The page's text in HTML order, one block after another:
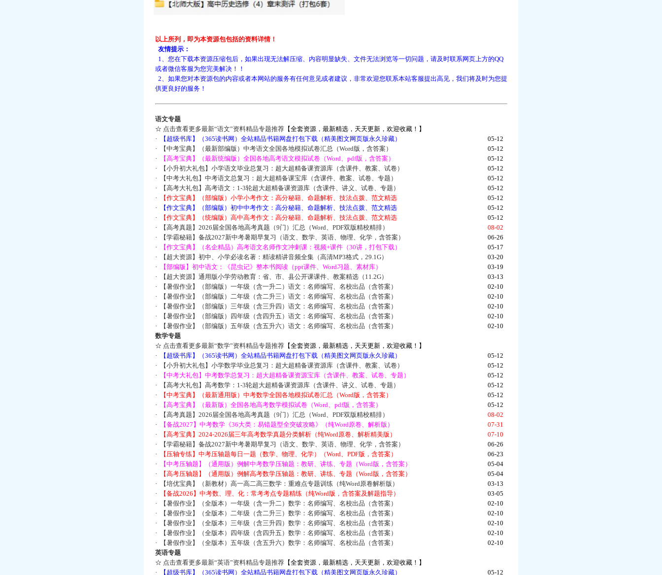
以上所列，即为本资源包包括的资料详情！
友情提示：
1、您在下载本资源压缩包后，如果出现无法解压缩、内容明显缺失、文件无法浏览等一切问题，请及时联系网页上方的QQ
或者微信客服为您完美解决！！
2、如果您对本资源包的内容或者本网站的服务有任何意见或者建议，非常欢迎您联系本站客服提出高见，我们将及时为您提
供更良好的服务！
语文专题
☆ 点击查看更多最新“语文”资料精品专题推荐【全套资源，最新精选，天天更新，欢迎收藏！】
·
【超级书库】（365读书网）全站精品书籍网盘打包下载（精美图文网页版永久珍藏）
05-12
·
【中考宝典】（最新部编版）中考语文全国各地模拟试卷汇总（Word版，含答案）
05-12
·
【高考宝典】（最新统编版）全国各地高考语文模拟试卷（Word、pdf版，含答案）
05-12
·
【小升初大礼包】小学语文毕业总复习：超大超精备课资源库（含课件、教案、试卷）
05-12
·
【中考大礼包】中考语文总复习：超大超精备课宝库（含课件、教案、试卷、专题）
05-12
·
【高考大礼包】高考语文：1-3轮超大超精备课资源库（含课件、讲义、试卷、专题）
05-12
·
【作文宝典】（部编版）小学小考作文：高分秘籍、命题解析、技法点拨、范文精选
05-12
·
【作文宝典】（部编版）初中中考作文：高分秘籍、命题解析、技法点拨、范文精选
05-12
·
【作文宝典】（统编版）高中高考作文：高分秘籍、命题解析、技法点拨、范文精选
05-12
·
【高考真题】2026届全国各地高考真题（9门）汇总（Word、PDF双版精校精排）
08-02
·
【学霸秘籍】备战2027新中考暑期早复习（语文、数学、英语、物理、化学，含答案）
06-26
·
【作文宝典】（名企精品）高考语文名师作文冲刺课：视频+课件（30讲，打包下载）
05-17
·
【超大资源】初中、小学必读名著：精读精讲音频全集（高清MP3格式，29.1G）
03-20
·
【部编版】初中语文：《昆虫记》整本书阅读（ppt课件、Word习题、素材库）
03-19
·
【超大资源】通用版小学劳动教育：省、市、县公开课课件、教案精选（11.2G）
03-13
·
【暑假作业】（部编版）一年级（含一升二）语文：名师编写、名校出品（含答案）
02-10
·
【暑假作业】（部编版）二年级（含二升三）语文：名师编写、名校出品（含答案）
02-10
·
【暑假作业】（部编版）三年级（含三升四）语文：名师编写、名校出品（含答案）
02-10
·
【暑假作业】（部编版）四年级（含四升五）语文：名师编写、名校出品（含答案）
02-10
·
【暑假作业】（部编版）五年级（含五升六）语文：名师编写、名校出品（含答案）
02-10
数学专题
☆ 点击查看更多最新“数学”资料精品专题推荐【全套资源，最新精选，天天更新，欢迎收藏！】
·
【超级书库】（365读书网）全站精品书籍网盘打包下载（精美图文网页版永久珍藏）
05-12
·
【小升初大礼包】小学数学毕业总复习：超大超精备课资源库（含课件、教案、试卷）
05-12
·
【中考大礼包】中考数学总复习：超大超精备课资源宝库（含课件、教案、试卷、专题）
05-12
·
【高考大礼包】高考数学：1-3轮超大超精备课资源库（含课件、讲义、试卷、专题）
05-12
·
【中考宝典】（最新通用版）中考数学全国各地模拟试卷汇总（Word版，含答案）
05-12
·
【高考宝典】（最新版）全国各地高考数学模拟试卷（Word、pdf版，含答案）
05-12
·
【高考真题】2026届全国各地高考真题（9门）汇总（Word、PDF双版精校精排）
08-02
·
【备战2027】中考数学《36大类：易错题型全突破攻略》（纯Word原卷、解析版）
07-31
·
【高考宝典】2024-2026届三年高考数学真题分类解析（纯Word原卷、解析精美版）
07-10
·
【学霸秘籍】备战2027新中考暑期早复习（语文、数学、英语、物理、化学，含答案）
06-26
·
【压轴专练】中考压轴题每日一题（数学、物理、化学）（Word、PDF版，含答案）
06-23
·
【中考压轴题】（通用版）例解中考数学压轴题：教研、讲练、专题（Word版，含答案）
05-04
·
【高考压轴题】（通用版）例解高考数学压轴题：教研、讲练、专题（Word版，含答案）
05-04
·
【培优宝典】（新教材）高一高二高三数学：重难点专题训练（纯Word原卷解析版）
03-13
·
【备战2026】中考数、理、化：常考考点专题精练（纯Word版，含答案及解题指导）
03-05
·
【暑假作业】（全版本）一年级（含一升二）数学：名师编写、名校出品（含答案）
02-10
·
【暑假作业】（全版本）二年级（含二升三）数学：名师编写、名校出品（含答案）
02-10
·
【暑假作业】（全版本）三年级（含三升四）数学：名师编写、名校出品（含答案）
02-10
·
【暑假作业】（全版本）四年级（含四升五）数学：名师编写、名校出品（含答案）
02-10
·
【暑假作业】（全版本）五年级（含五升六）数学：名师编写、名校出品（含答案）
02-10
英语专题
☆ 点击查看更多最新“英语”资料精品专题推荐【全套资源，最新精选，天天更新，欢迎收藏！】
·
【超级书库】（365读书网）全站精品书籍网盘打包下载（精美图文网页版永久珍藏）
05-12